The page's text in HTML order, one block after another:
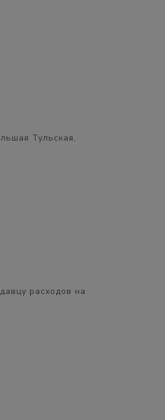
Тульская,
расходов на